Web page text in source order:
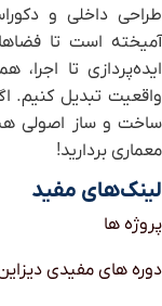
طراحی داخلی و
آمیخته است تا
ایده‌پردازی تا
واقعیت تبدیل کنیم.
ساخت و ساز اصولی
معماری بردارید!
لینک‌های مفید
پروژه ها
دوره های مفیدی